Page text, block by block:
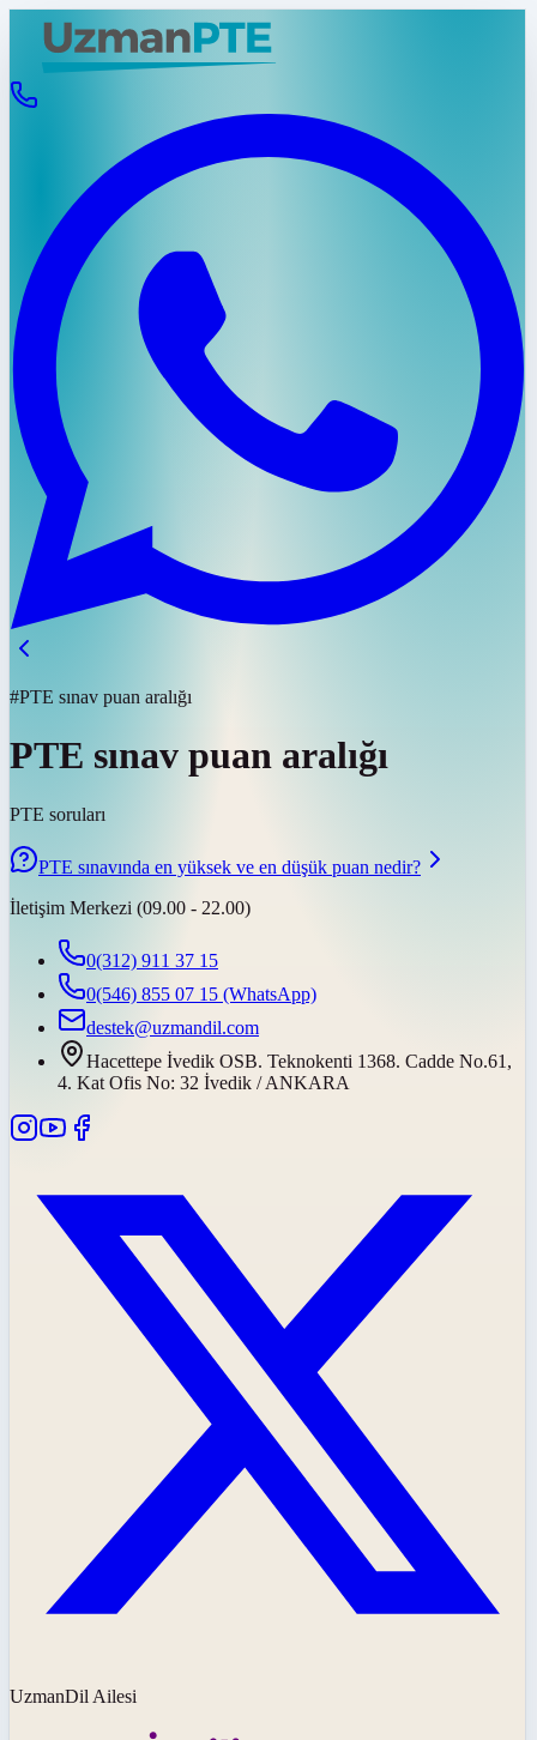
#PTE sınav puan aralığı
PTE sınav puan aralığı
PTE soruları
PTE sınavında en yüksek ve en düşük puan nedir?
İletişim Merkezi (09.00 - 22.00)
0(312) 911 37 15
0(546) 855 07 15 (WhatsApp)
destek@uzmandil.com
Hacettepe İvedik OSB. Teknokenti 1368. Cadde No.61,
4. Kat Ofis No: 32 İvedik / ANKARA
UzmanDil Ailesi